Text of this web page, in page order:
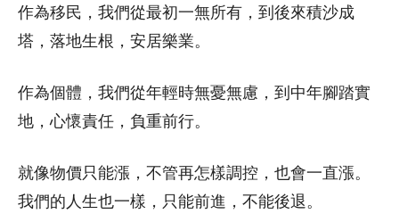
作為移民，我們從最初一無所有，到後來積沙成
塔，落地生根，安居樂業。
作為個體，我們從年輕時無憂無慮，到中年腳踏實
地，心懷責任，負重前行。
就像物價只能漲，不管再怎樣調控，也會一直漲。
我們的人生也一樣，只能前進，不能後退。